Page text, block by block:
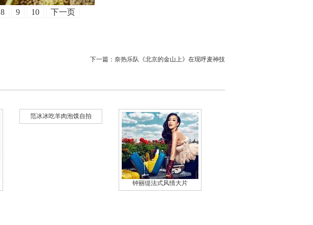
8 9 10 下一页
下一篇： 奈热乐队《北京的金山上》在现呼麦神技
范冰冰吃羊肉泡馍自拍
钟丽缇法式风情大片